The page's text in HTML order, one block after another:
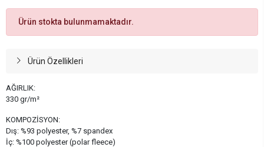
Ürün stokta bulunmamaktadır.
Ürün Özellikleri
AĞIRLIK:
330 gr/m²
KOMPOZİSYON:
Dış: %93 polyester, %7 spandex
İç: %100 polyester (polar fleece)